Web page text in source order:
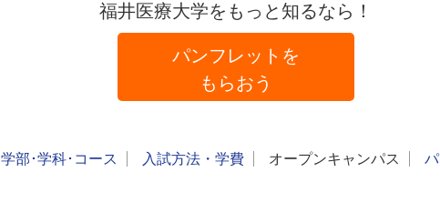
福井医療大学をもっと知るなら！
パンフレットを
もらおう
学部･学科･コース 入試方法・学費 オープンキャンパス